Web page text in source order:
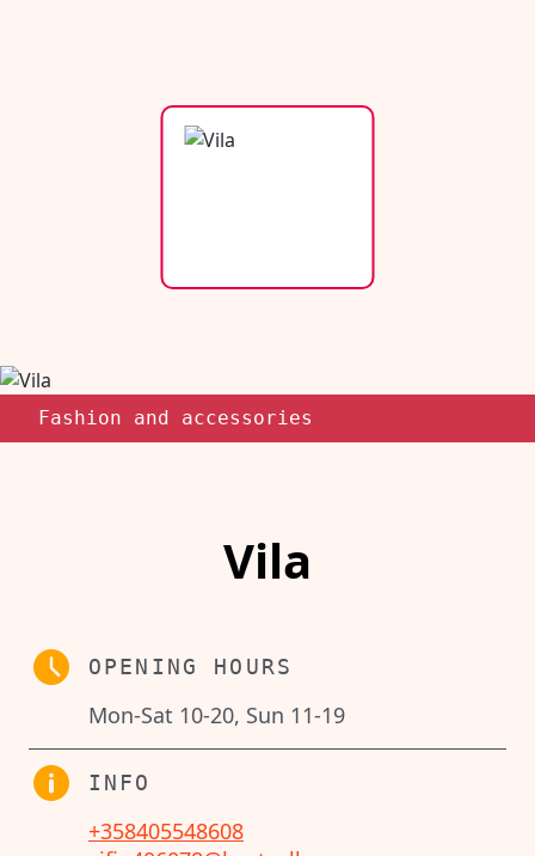
Fashion and accessories
Vila
OPENING HOURS
Mon-Sat 10-20, Sun 11-19
INFO
+358405548608